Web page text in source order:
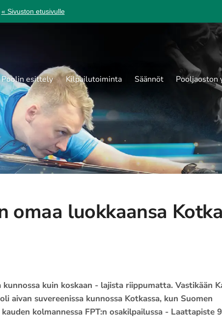
« Sivuston etusivulle
Poolin esittely Kilpailutoiminta Säännöt Pooljaoston
omaa luokkaansa
kuin koskaan - lajista riippumatta. Vastikään
aivan suvereenissa kunnossa Kotkassa, kun Suomen
kolmannessa FPT:n osakilpailussa - Laattapiste